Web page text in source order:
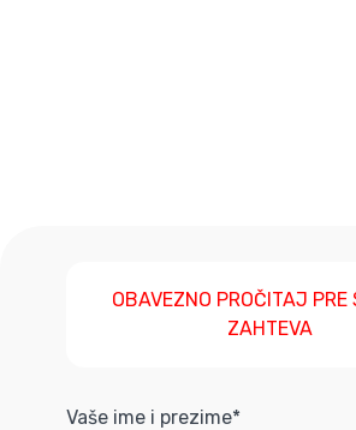
OBAVEZNO PROČITAJ
ZAHTEVA
Vaše ime i prezime*